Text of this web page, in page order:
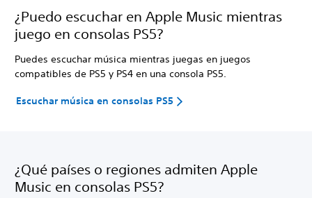
¿Puedo escuchar en Apple Music mientras
juego en consolas PS5?
Puedes escuchar música mientras juegas en juegos
compatibles de PS5 y PS4 en una consola PS5.
Escuchar música en consolas PS5
¿Qué países o regiones admiten Apple
Music en consolas PS5?